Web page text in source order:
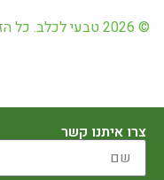
© 2026 טבעי לכלב. כל הזכויות שמורות.
צרו איתנו קשר